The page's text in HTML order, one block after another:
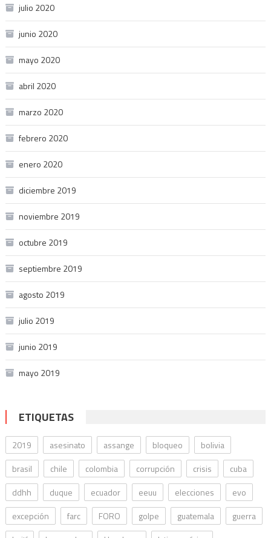
julio 2020
junio 2020
mayo 2020
abril 2020
marzo 2020
febrero 2020
enero 2020
diciembre 2019
noviembre 2019
octubre 2019
septiembre 2019
agosto 2019
julio 2019
junio 2019
mayo 2019
ETIQUETAS
2019 asesinato assange bloqueo
bolivia
brasil
chile colombia corrupción crisis
cuba
ddhh
duque ecuador eeuu elecciones
evo
excepción
farc FORO golpe guatemala
guerra